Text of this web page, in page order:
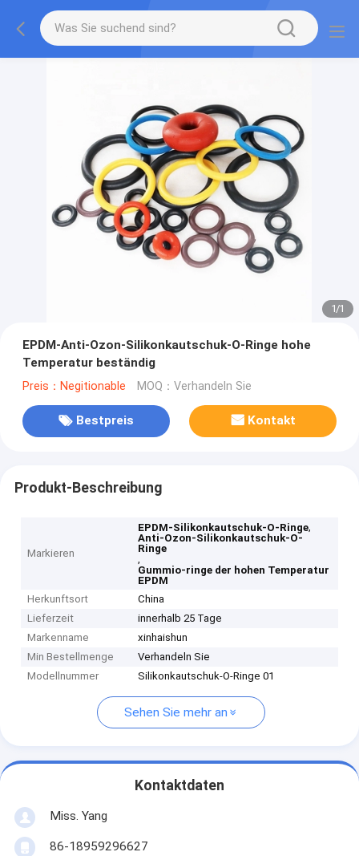
1/1
EPDM-Anti-Ozon-Silikonkautschuk-O-Ringe hohe
Temperatur beständig
Preis：Negitionable MOQ：Verhandeln Sie
Bestpreis Kontakt
Produkt-Beschreibung
Markieren
EPDM-Silikonkautschuk-O-Ringe,
Anti-Ozon-Silikonkautschuk-O-
Ringe
,
Gummio-ringe der hohen Temperatur
EPDM
Herkunftsort
China
Lieferzeit
innerhalb 25 Tage
Markenname
xinhaishun
Min Bestellmenge
Verhandeln Sie
Modellnummer
Silikonkautschuk-O-Ringe 01
Sehen Sie mehr an
Kontaktdaten
Miss. Yang
86-18959296627